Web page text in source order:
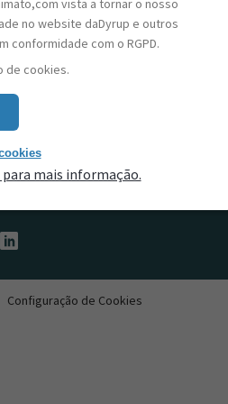
Configuração de Cookies
vista a tornar o nosso
no website daDyrup e outros
conformidade com o RGPD.
de cookies.
para mais informação.